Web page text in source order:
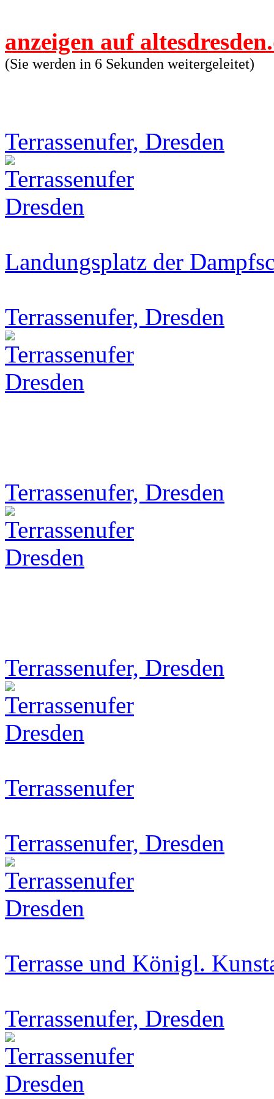
anzeigen auf
(Sie werden in 6 Sekunden weitergeleitet)
Terrassenufer, Dresden
Landungsplatz der
Terrassenufer, Dresden
Terrassenufer, Dresden
Terrassenufer, Dresden
Terrassenufer
Terrassenufer, Dresden
Terrasse und Königl.
Terrassenufer, Dresden